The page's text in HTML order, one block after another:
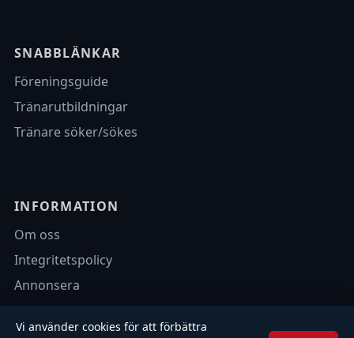
SNABBLÄNKAR
Föreningsguide
Tränarutbildningar
Tränare söker/sökes
INFORMATION
Om oss
Integritetspolicy
Annonsera
Vi använder cookies för att förbättra